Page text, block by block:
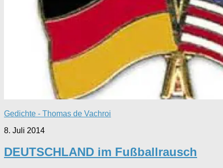
Gedichte - Thomas de Vachroi
8. Juli 2014
DEUTSCHLAND im Fußballrausch